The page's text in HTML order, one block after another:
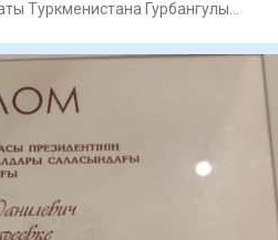
Туркменистана Гурбангулы